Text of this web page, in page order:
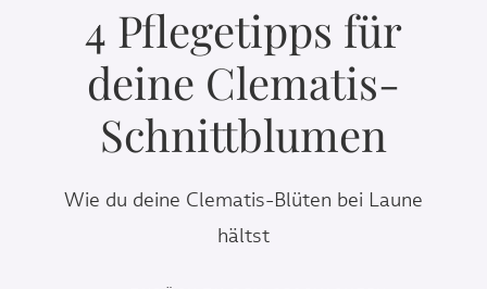
4 Pflegetipps für
deine Clematis-
Schnittblumen
Wie du deine Clematis-Blüten bei Laune
hältst